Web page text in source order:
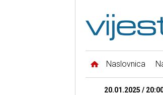
Naslovnica
20.01.2025 /